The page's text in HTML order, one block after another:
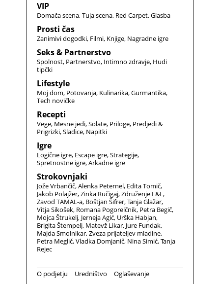
VIP
Domača scena Tuja scena Red Carpet Glasba
Prosti čas
Zanimivi dogodki Filmi Knjige Nagradne igre
Seks & Partnerstvo
Spolnost Partnerstvo Intimno zdravje Hudi
tipčki
Lifestyle
Moj dom Potovanja Kulinarika Gurmantika
Tech novičke
Recepti
Vege Mesne jedi Solate Priloge Predjedi &
Prigrizki Sladice Napitki
Igre
Logične igre Escape igre Strategije
Spretnostne igre Arkadne igre
Strokovnjaki
Jože Vrbančič Alenka Peternel Edita Tomič
Jakob Polajžer Zinka Ručigaj Združenje L&L
Zavod TAMAL-a Boštjan Šifrer Tanja Glažar
Vitja Sikošek Romana Pogorelčnik Petra Begič
Mojca Štrukelj Jerneja Agić Urška Habjan
Brigita Štempelj Matevž Likar Jure Fundak
Majda Smolnikar Zveza prijateljev mladine
Petra Meglič Vladka Domjanič Nina Simić Tanja
Rejec
O podjetju Uredništvo Oglaševanje